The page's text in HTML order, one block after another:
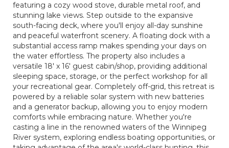
featuring a cozy wood stove, durable metal roof, and
stunning lake views. Step outside to the expansive
south-facing deck, where you'll enjoy all-day sunshine
and peaceful waterfront scenery. A floating dock with a
substantial access ramp makes spending your days on
the water effortless. The property also includes a
versatile 18' x 16' guest cabin/shop, providing additional
sleeping space, storage, or the perfect workshop for all
your recreational gear. Completely off-grid, this retreat is
powered by a reliable solar system with new batteries
and a generator backup, allowing you to enjoy modern
comforts while embracing nature. Whether you're
casting a line in the renowned waters of the Winnipeg
River system, exploring endless boating opportunities, or